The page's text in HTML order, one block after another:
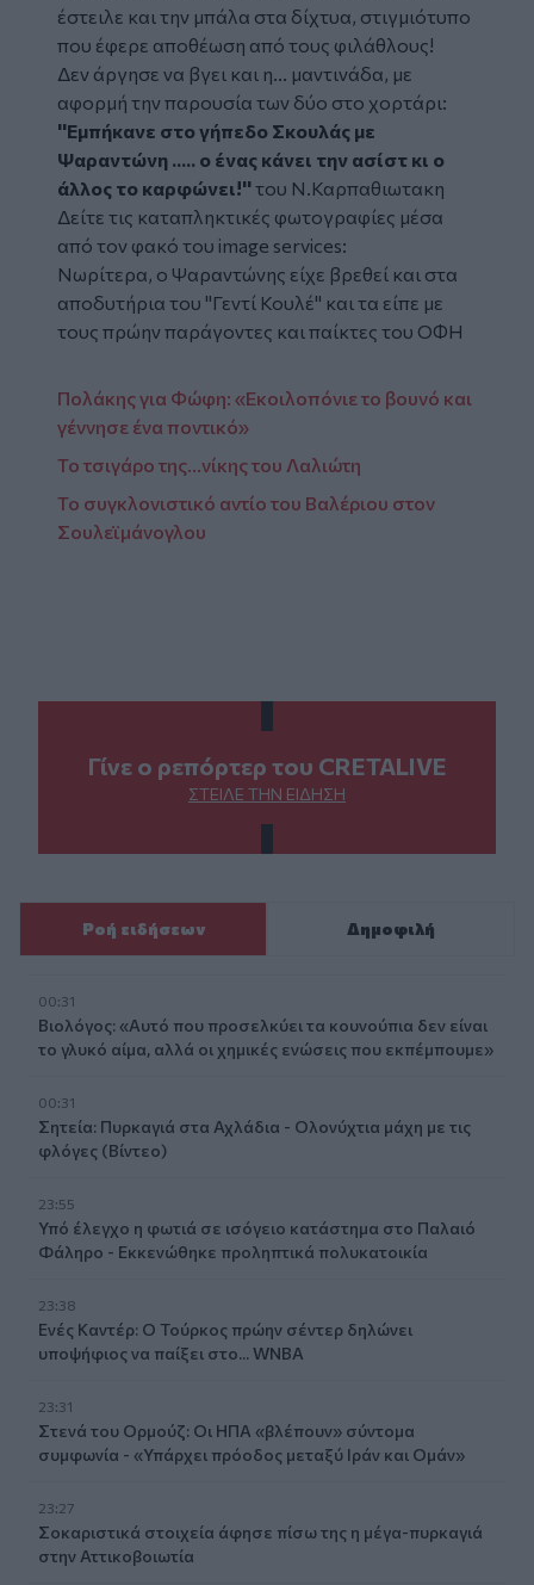
έστειλε και την μπάλα στα δίχτυα, στιγμιότυπο
που έφερε αποθέωση από τους φιλάθλους!
Δεν άργησε να βγει και η... μαντινάδα, με
αφορμή την παρουσία των δύο στο χορτάρι:
''Εμπήκανε στο γήπεδο Σκουλάς με
Ψαραντώνη ..... ο ένας κάνει την ασίστ κι ο
άλλος το καρφώνει!''του Ν.Καρπαθιωτακη
Δείτε τις καταπληκτικές φωτογραφίες μέσα
από τον φακό του image services:
Νωρίτερα, ο Ψαραντώνης είχε βρεθεί και στα
αποδυτήρια του ''Γεντί Κουλέ'' και τα είπε με
τους πρώην παράγοντες και παίκτες του ΟΦΗ
Πολάκης για Φώφη: «Εκοιλοπόνιε το βουνό και
γέννησε ένα ποντικό»
Το τσιγάρο της...νίκης του Λαλιώτη
Το συγκλονιστικό αντίο του Βαλέριου στον
Σουλεϊμάνογλου
Γίνε ο ρεπόρτερ του CRETALIVE
ΣΤΕΊΛΕ ΤΗΝ ΕΊΔΗΣΗ
Ροή ειδήσεων Δημοφιλή
00:31
Βιολόγος: «Αυτό που προσελκύει τα κουνούπια δεν είναι
το γλυκό αίμα, αλλά οι χημικές ενώσεις που εκπέμπουμε»
00:31
Σητεία: Πυρκαγιά στα Αχλάδια - Ολονύχτια μάχη με τις
φλόγες (Βίντεο)
23:55
Υπό έλεγχο η φωτιά σε ισόγειο κατάστημα στο Παλαιό
Φάληρο - Εκκενώθηκε προληπτικά πολυκατοικία
23:38
Ενές Καντέρ: Ο Τούρκος πρώην σέντερ δηλώνει
υποψήφιος να παίξει στο... WNBA
23:31
Στενά του Ορμούζ: Οι ΗΠΑ «βλέπουν» σύντομα
συμφωνία - «Υπάρχει πρόοδος μεταξύ Ιράν και Ομάν»
23:27
Σοκαριστικά στοιχεία άφησε πίσω της η μέγα-πυρκαγιά
στην Αττικοβοιωτία